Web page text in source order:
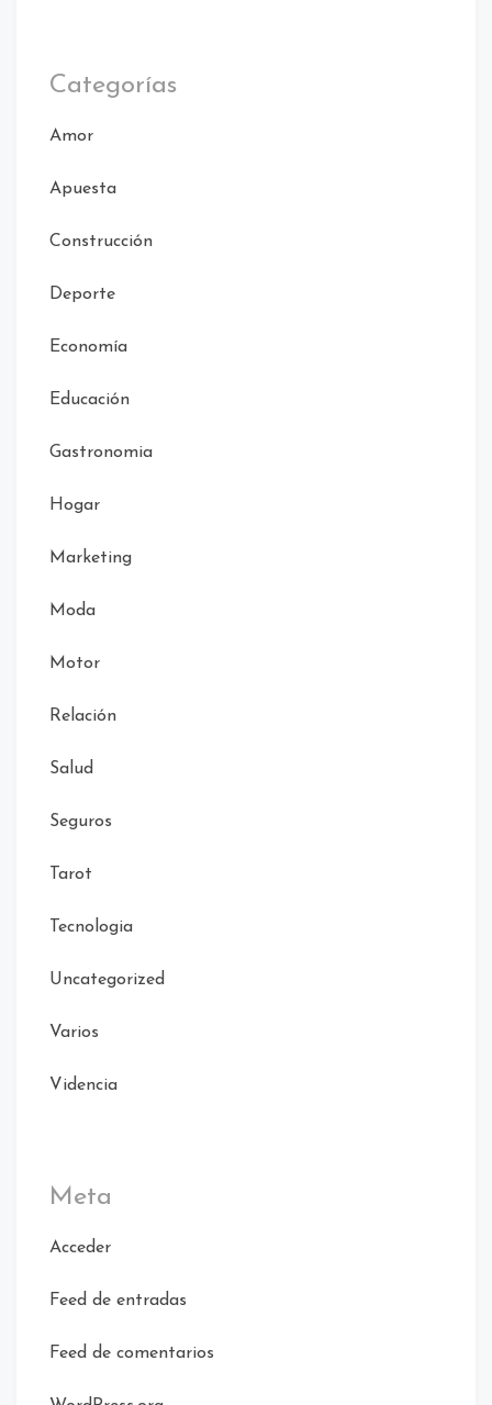
Categorías
Amor
Apuesta
Construcción
Deporte
Economía
Educación
Gastronomia
Hogar
Marketing
Moda
Motor
Relación
Salud
Seguros
Tarot
Tecnologia
Uncategorized
Varios
Videncia
Meta
Acceder
Feed de entradas
Feed de comentarios